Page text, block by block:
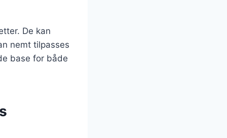
De kan
nemt tilpasses
base for både